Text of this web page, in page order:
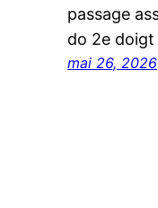
passage
do 2e
mai 26, 2026